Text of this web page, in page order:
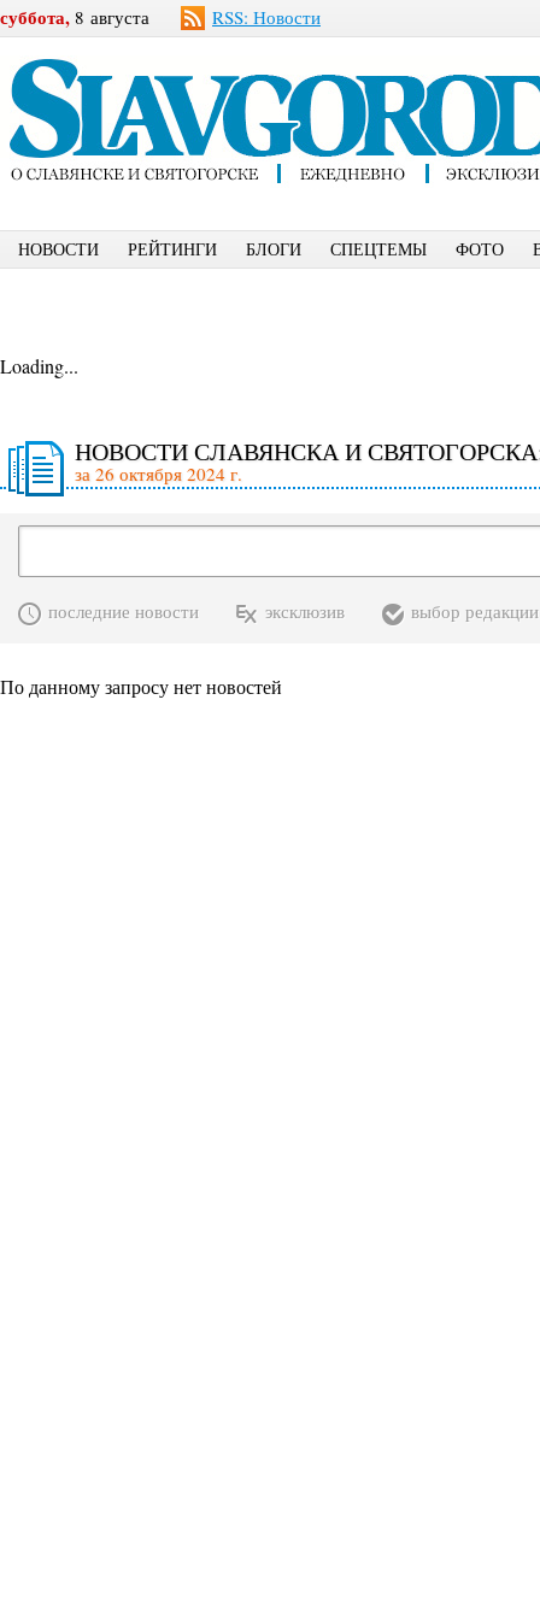
суббота, 8 августа RSS: Новости
НОВОСТИ РЕЙТИНГИ БЛОГИ СПЕЦТЕМЫ ФОТО
Loading...
НОВОСТИ СЛАВЯНСКА И
за 26 октября 2024 г.
последние новости эксклюзив выбор редакции
По данному запросу нет новостей